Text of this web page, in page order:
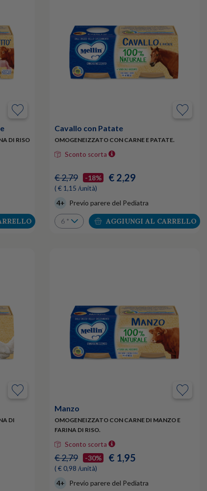
DI RISO
Cavallo con Patate
OMOGENEIZZATO CON CARNE E PATATE.
Sconto scorta
€ 2,79 -18% € 2,29
( € 1,15 /unità)
4+ Previo parere del Pediatra
AGGIUNGI AL CARRELLO
DI
Manzo
OMOGENEIZZATO CON CARNE DI MANZO E
FARINA DI RISO.
Sconto scorta
€ 2,79 -30% € 1,95
( € 0,98 /unità)
4+ Previo parere del Pediatra